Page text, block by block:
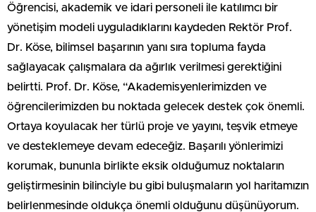
Öğrencisi, akademik ve idari personeli ile katılımcı bir
yönetişim modeli uyguladıklarını kaydeden Rektör Prof.
Dr. Köse, bilimsel başarının yanı sıra topluma fayda
sağlayacak çalışmalara da ağırlık verilmesi gerektiğini
belirtti. Prof. Dr. Köse, “Akademisyenlerimizden ve
öğrencilerimizden bu noktada gelecek destek çok önemli.
Ortaya koyulacak her türlü proje ve yayını, teşvik etmeye
ve desteklemeye devam edeceğiz. Başarılı yönlerimizi
korumak, bununla birlikte eksik olduğumuz noktaların
geliştirmesinin bilinciyle bu gibi buluşmaların yol haritamızın
belirlenmesinde oldukça önemli olduğunu düşünüyorum.